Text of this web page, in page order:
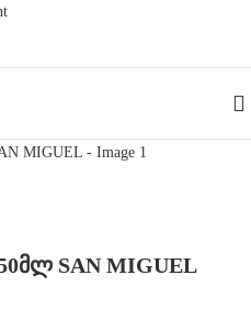
SAN MIGUEL